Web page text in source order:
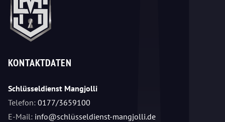
KONTAKTDATEN
Schlüsseldienst Mangjolli
Telefon: 0177/3659100
E-Mail: info@schlüsseldienst-mangjolli.de